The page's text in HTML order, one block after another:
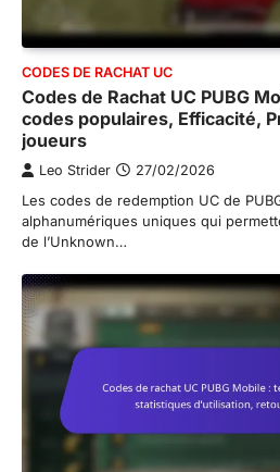
CODES DE RACHAT UC
Codes de Rachat UC PUBG
codes populaires, Efficacité,
joueurs
Leo Strider 27/02/2026
Les codes de redemption UC de
alphanumériques uniques qui
de l’Unknown…